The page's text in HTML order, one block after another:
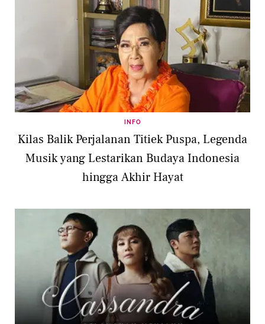
INFO
Kilas Balik Perjalanan Titiek Puspa, Legenda
Musik yang Lestarikan Budaya Indonesia
hingga Akhir Hayat